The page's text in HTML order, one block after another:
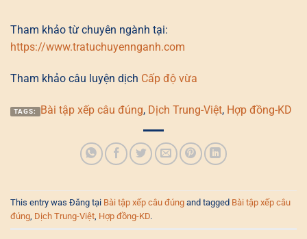
Tham khảo từ chuyên ngành tại:
https://www.tratuchuyennganh.com
Tham khảo câu luyện dịch Cấp độ vừa
TAGS: Bài tập xếp câu đúng, Dịch Trung-Việt, Hợp đồng-KD
This entry was Đăng tại Bài tập xếp câu đúng and tagged Bài tập xếp câu
đúng Dịch Trung-Việt Hợp đồng-KD.